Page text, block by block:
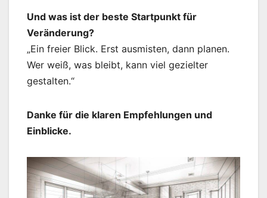
Und was ist der beste Startpunkt für
Veränderung?
„Ein freier Blick. Erst ausmisten, dann planen.
Wer weiß, was bleibt, kann viel gezielter
gestalten.“
Danke für die klaren Empfehlungen und
Einblicke.